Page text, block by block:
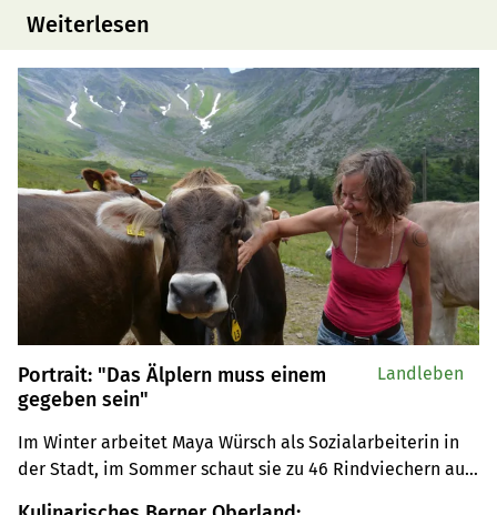
Weiterlesen
Portrait: "Das Älplern muss einem
gegeben sein"
Im Winter arbeitet Maya Würsch als Sozialarbeiterin in
der Stadt, im Sommer schaut sie zu 46 Rindviechern auf
Landleben